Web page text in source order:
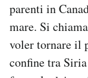
parenti in
mare. Si
voler tornare il
confine tra